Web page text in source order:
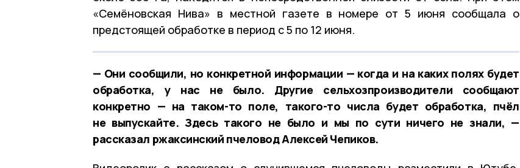
«Семёновская Нива» в местной газете в номере от 5 июня сообщала о
предстоящей обработке в период с 5 по 12 июня.
— Они сообщили, но конкретной информации — когда и на каких полях будет
обработка, у нас не было. Другие сельхозпроизводители сообщают
конкретно — на таком-то поле, такого-то числа будет обработка, пчёл
не выпускайте. Здесь такого не было и мы по сути ничего не знали, —
рассказал ржаксинский пчеловод Алексей Чепиков.